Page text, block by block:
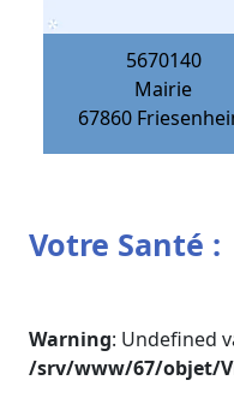
5670140
Mairie
67860
Votre Santé :
Warning: Undefined
/srv/www/67/objet/